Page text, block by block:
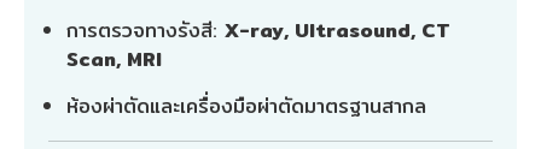
การตรวจทางรังสี: X-ray, Ultrasound, CT
Scan, MRI
ห้องผ่าตัดและเครื่องมือผ่าตัดมาตรฐานสากล